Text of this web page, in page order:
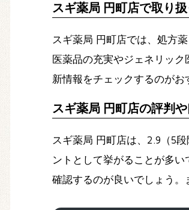
スギ薬局 円町店で取り
スギ薬局 円町店では、処方
医薬品の充実やジェネリッ
新情報をチェックするのがお
スギ薬局 円町店の評判
スギ薬局 円町店は、2.9（5
ントとして挙がることが多
確認するのが良いでしょう。